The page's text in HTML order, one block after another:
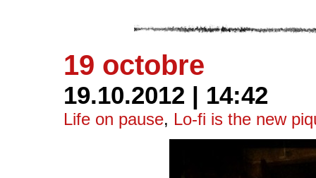
19 octobre
19.10.2012 | 14:42
Life on pause, Lo-fi is the new